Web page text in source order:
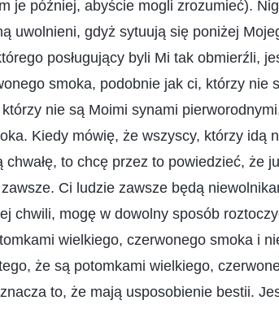
je później, abyście mogli zrozumieć).
uwolnieni, gdyż sytuują się poniżej
posługujący byli Mi tak obmierźli,
smoka, podobnie jak ci, którzy nie
nie są Moimi synami
Kiedy mówię, że wszyscy, którzy idą
chwałę, to chcę przez to powiedzieć, że
Ci ludzie zawsze będą
chwili, mogę w dowolny sposób
wielkiego, czerwonego smoka i
że są potomkami wielkiego,
to, że mają usposobienie bestii.